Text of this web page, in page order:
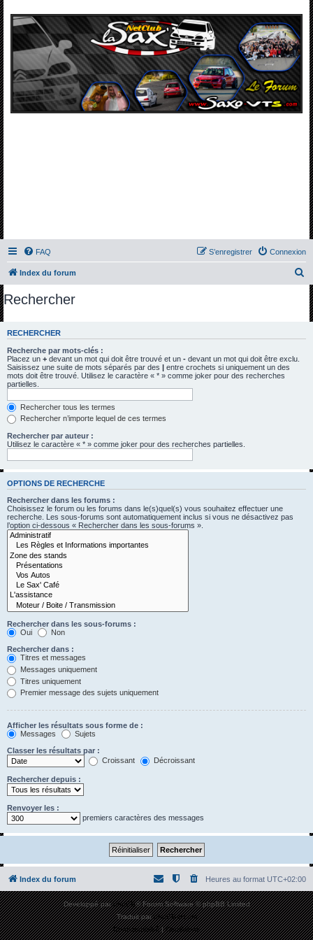
FAQ Connexion
S’enregistrer
Index du forum
e
Rechercher
RECHERCHER
Recherche par mots-clés :
Placez un + devant un mot qui doit être trouvé et un - devant un mot qui doit être exclu.
Saisissez une suite de mots séparés par des | entre crochets si uniquement un des
mots doit être trouvé. Utilisez le caractère « * » comme joker pour des recherches
partielles.
Rechercher tous les termes
Rechercher n’importe lequel de ces termes
Rechercher par auteur :
Utilisez le caractère « * » comme joker pour des recherches partielles.
OPTIONS DE RECHERCHE
Rechercher dans les forums :
Choisissez le forum ou les forums dans le(s)quel(s) vous souhaitez effectuer une
recherche. Les sous-forums sont automatiquement inclus si vous ne désactivez pas
l’option ci-dessous « Rechercher dans les sous-forums ».
Rechercher dans les sous-forums :
Oui
Non
Rechercher dans :
Titres et messages
Messages uniquement
Titres uniquement
Premier message des sujets uniquement
Afficher les résultats sous forme de :
Messages
Sujets
Classer les résultats par :
Croissant
Décroissant
Rechercher depuis :
Renvoyer les :
premiers caractères des messages
Index du forum Heures au format UTC+02:00
Développé parphpBB® Forum Software © phpBB Limited
Traduit parphpBB-fr.com
Confidentialité|Conditions